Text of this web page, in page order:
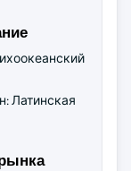
Латинская